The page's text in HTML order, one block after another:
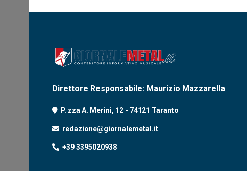
Direttore Responsabile: Maurizio Mazzarella
P. zza A. Merini, 12 - 74121 Taranto
redazione@giornalemetal.it
+39 3395020938